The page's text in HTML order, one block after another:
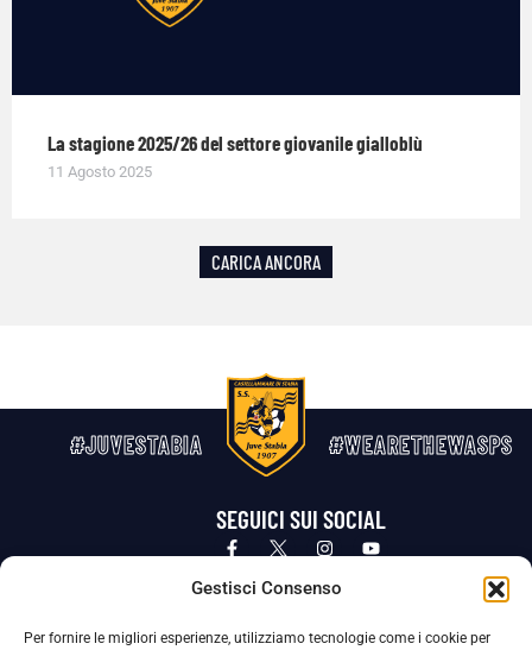
Gestisci Consenso
Per fornire le migliori esperienze, utilizziamo tecnologie come i cookie per
La stagione 2025/26 del settore giovanile gialloblù
11 Agosto 2025
CARICA ANCORA
#JUVESTABIA #WEARETHEWASPS
SEGUICI SUI SOCIAL
Privacy Policy Cookie Policy
La Società ha nominato il Responsabile della Protezione dei Dati Personali (DPO), figura specializzata che vigila sulle modalità